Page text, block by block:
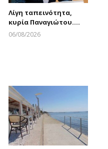
Λίγη ταπεινότητα,
κυρία Παναγιώτου….
06/08/2026